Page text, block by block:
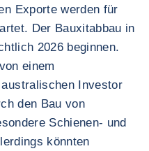
Exporte werden für
Der Bauxitabbau in
2026 beginnen.
einem
Investor
den Bau von
Schienen- und
könnten